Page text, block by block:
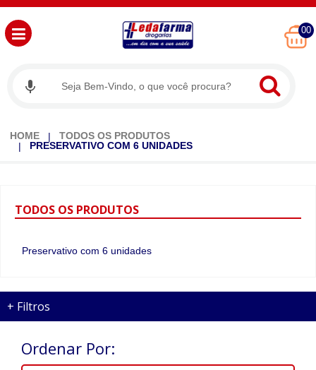
00
HOME
TODOS OS PRODUTOS
PRESERVATIVO COM 6 UNIDADES
TODOS OS PRODUTOS
Preservativo com 6 unidades
+ Filtros
Ordenar Por: